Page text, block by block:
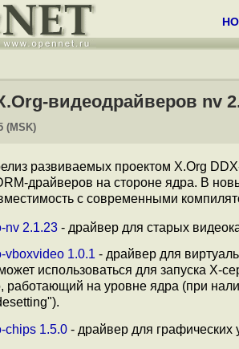
видеодрайверов nv
(MSK)
развиваемых проектом X.Org
драйверов на стороне ядра. В
с современными
nv 2.1.23 - драйвер для старых
vboxvideo 1.0.1 - драйвер для
использоваться для запуска X-
работающий на уровне ядра (при
chips 1.5.0 - драйвер для графических